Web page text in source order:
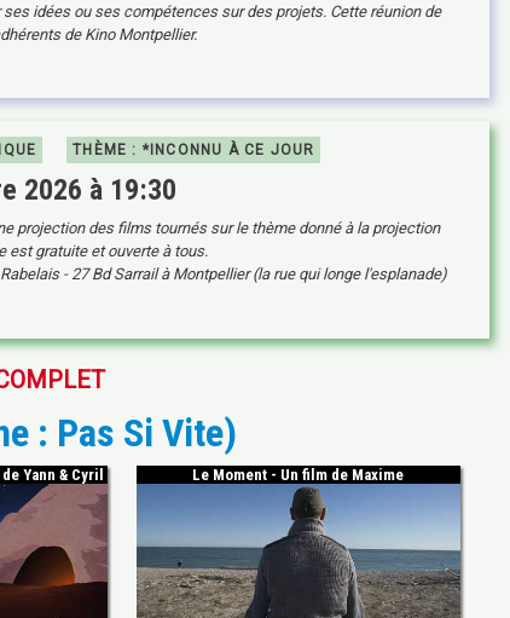
idées ou ses compétences sur des projets. Cette réunion de
de Kino Montpellier.
THÈME : *INCONNU À CE JOUR
2026 à 19:30
projection des films tournés sur le thème donné à la projection
est gratuite et ouverte à tous.
- 27 Bd Sarrail à Montpellier (la rue qui longe l'esplanade)
: Pas Si Vite)
Yann & Cyril Le Moment - Un film de Maxime